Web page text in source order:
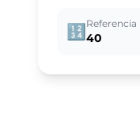
🔢 Referencia
40